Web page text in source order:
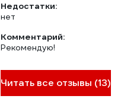
Недостатки:
нет
Комментарий:
Рекомендую!
Читать все отзывы (13)